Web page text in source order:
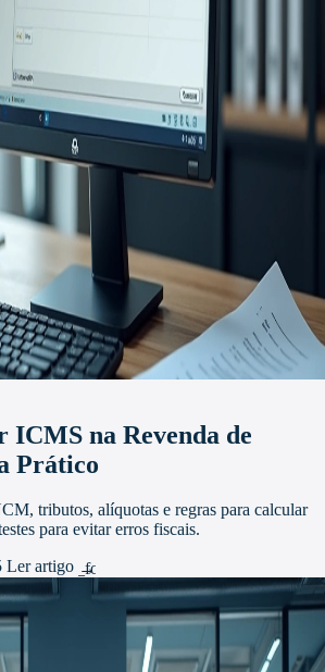
ICMS na Revenda de
Prático
tributos, alíquotas e regras para calcular
para evitar erros fiscais.
Ler artigo
arrow_forward